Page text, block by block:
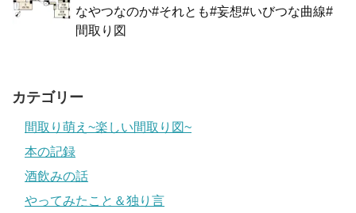
なやつなのか#それとも#妄想#いびつな曲線#
間取り図
カテゴリー
間取り萌え~楽しい間取り図~
本の記録
酒飲みの話
やってみたこと＆独り言